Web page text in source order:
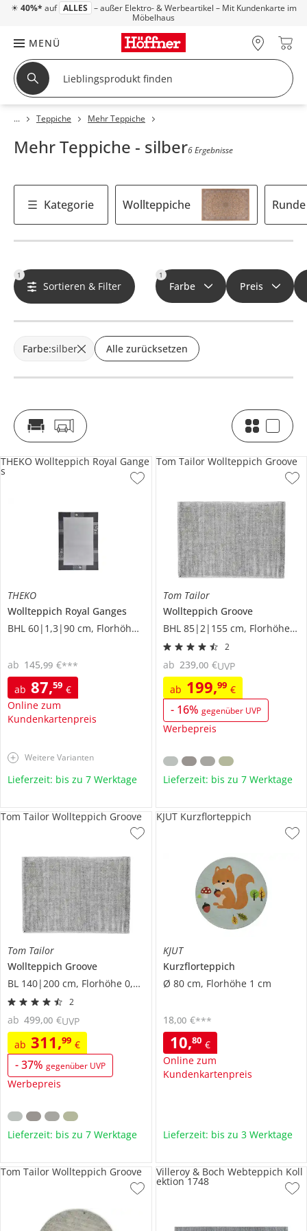
☀ 40%* auf ALLES – außer Elektro- & Werbeartikel – Mit Kundenkarte im
Möbelhaus
MENÜ
Teppiche Mehr Teppiche
Mehr Teppiche - silber6 Ergebnisse
Kategorie Wollteppiche
1
Sortieren & Filter
1
Farbe Preis
Farbe:silber Alle zurücksetzen
THEKO
Wollteppich Royal Ganges
BHL 60|1,3|90 cm, Florhöhe 1 cm
ab 87,59 €
Online zum
Kundenkartenpreis
ab 145,99 €***
THEKO Wollteppich Royal Gange
s
Weitere Varianten
Lieferzeit: bis zu 7 Werktage
Tom Tailor
Wollteppich Groove
BHL 85|2|155 cm, Florhöhe 0,9 cm
2
ab 199,99 €
- 16% gegenüber UVP
Werbepreis
ab 239,00 €UVP
Tom Tailor Wollteppich Groove
Lieferzeit: bis zu 7 Werktage
Tom Tailor
Wollteppich Groove
BL 140|200 cm, Florhöhe 0,9 cm
2
ab 311,99 €
-37% gegenüber UVP
Werbepreis
ab 499,00 €UVP
Tom Tailor Wollteppich Groove
Lieferzeit: bis zu 7 Werktage
KJUT
Kurzflorteppich
Ø 80 cm, Florhöhe 1 cm
10,80 €
Online zum
Kundenkartenpreis
18,00 €***
KJUT Kurzflorteppich
Lieferzeit: bis zu 3 Werktage
Tom Tailor Wollteppich Groove Villeroy & Boch Webteppich Koll
ektion 1748